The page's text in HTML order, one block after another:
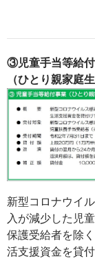
③児童手当等給
（ひとり親家庭
新型コロナウイ
入が減少した児
保護受給者を除
活支援資金を貸